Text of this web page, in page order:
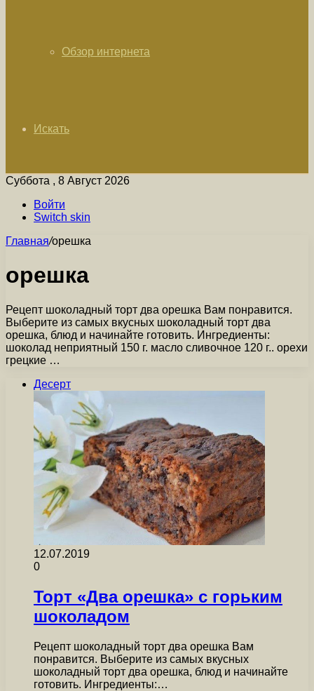
Обзор интернета
Искать
Суббота , 8 Август 2026
Войти
Switch skin
Главная/орешка
орешка
Рецепт шоколадный торт два орешка Вам понравится.
Выберите из самых вкусных шоколадный торт два
орешка, блюд и начинайте готовить. Ингредиенты:
шоколад неприятный 150 г. масло сливочное 120 г.. орехи
грецкие …
Десерт
12.07.2019
0
Торт «Два орешка» с горьким
шоколадом
Рецепт шоколадный торт два орешка Вам
понравится. Выберите из самых вкусных
шоколадный торт два орешка, блюд и начинайте
готовить. Ингредиенты:…